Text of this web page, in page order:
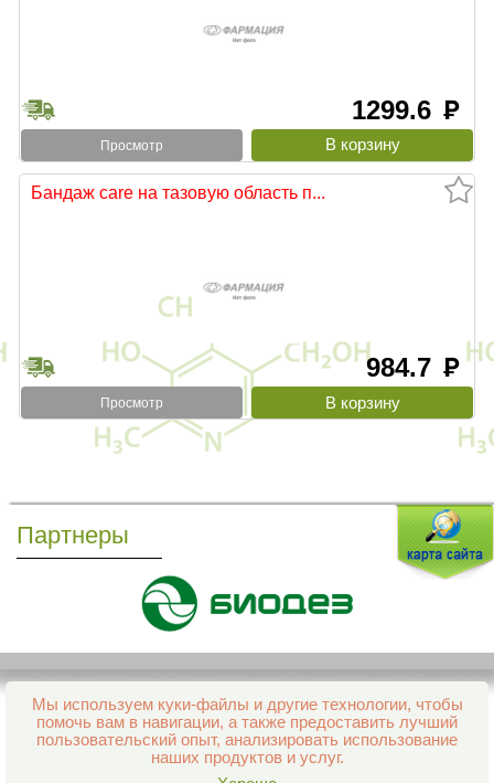
1299.6 руб
Просмотр
Бандаж care на тазовую область п...
984.7 руб
Просмотр
Партнеры
Мы используем куки-файлы и другие технологии, чтобы
помочь вам в навигации, а также предоставить лучший
пользовательский опыт, анализировать использование
наших продуктов и услуг.
Все права защищены и охраняются законом
© 2013–2026 Интернет-аптека Фармация
support@aptekapenza.ru
Телефон: Служба обработки заказов 99-98-28